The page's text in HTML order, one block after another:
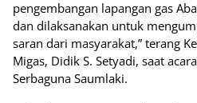
pengembangan lapangan gas
dan dilaksanakan untuk
saran dari masyarakat,” terang
Migas, Didik S. Setyadi, saat
Serbaguna Saumlaki.